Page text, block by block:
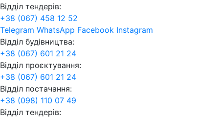
Відділ тендерів:
+38 (067) 458 12 52
Telegram WhatsApp Facebook Instagram
Відділ будівництва:
+38 (067) 601 21 24
Відділ проєктування:
+38 (067) 601 21 24
Відділ постачання:
+38 (098) 110 07 49
Відділ тендерів: